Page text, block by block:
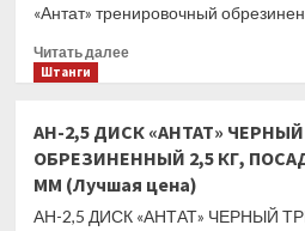
ПОСАДОЧНЫЙ
ММ
цена)
«Антат» тренировочный
Читать далееПрочитать
ДИСК
«АНТАТ»
ТРЕНИРОВОЧНЫЙ
ОБРЕЗИНЕННЫЙ
Штанги
АН-2,5 ДИСК «АНТАТ»
ОБРЕЗИНЕННЫЙ 2,5 КГ,
ММ (Лучшая цена)
АН-2,5 ДИСК «АНТАТ» ЧЕРНЫЙ